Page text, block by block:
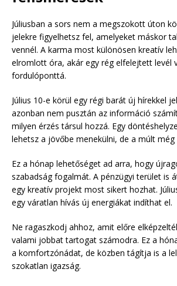
Júliusban a sors nem a megszokott úton
jelekre figyelhetsz fel, amelyeket máskor
vennél. A karma most különösen kreatív
elromlott óra, akár egy rég elfelejtett levél
fordulóponttá.
Július 10-e körül egy régi barát új hírekkel
azonban nem pusztán az információ
milyen érzés társul hozzá. Egy
lehetsz a jövőbe menekülni, de a múlt még
Ez a hónap lehetőséget ad arra, hogy
szabadság fogalmát. A pénzügyi terület is
egy kreatív projekt most sikert hozhat.
egy váratlan hívás új energiákat indíthat el.
Ne ragaszkodj ahhoz, amit előre
valami jobbat tartogat számodra. Ez a
a komfortzónádat, de közben tágítja is a
szokatlan igazság.